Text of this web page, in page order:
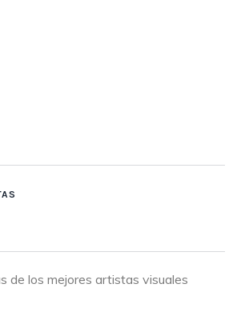
de los mejores artistas visuales